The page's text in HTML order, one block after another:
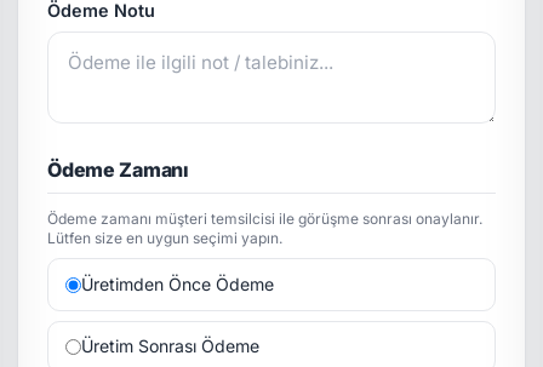
Ödeme Notu
Ödeme Zamanı
Ödeme zamanı müşteri temsilcisi ile görüşme sonrası onaylanır.
Lütfen size en uygun seçimi yapın.
Üretimden Önce Ödeme
Üretim Sonrası Ödeme